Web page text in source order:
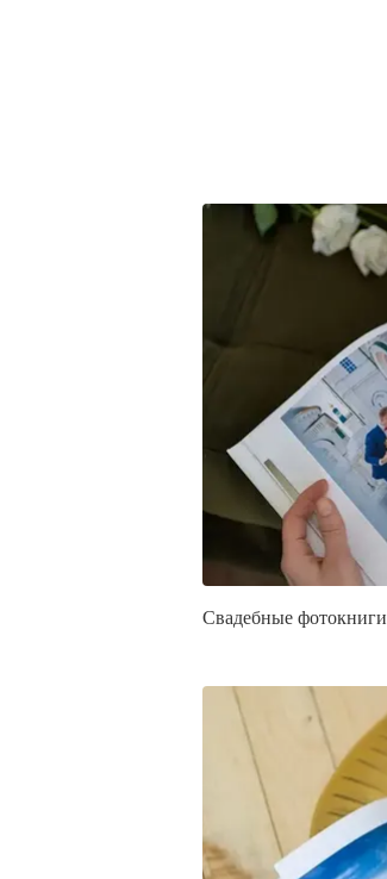
Свадебные фотокниги